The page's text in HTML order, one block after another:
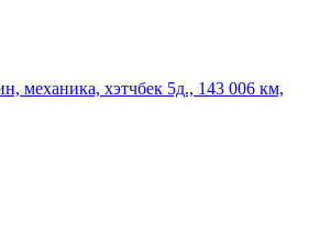
механика, хэтчбек 5д., 143 006 км,